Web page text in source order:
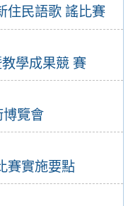
住民語歌 謠比賽
學成果競 賽
博覽會
賽實施要點